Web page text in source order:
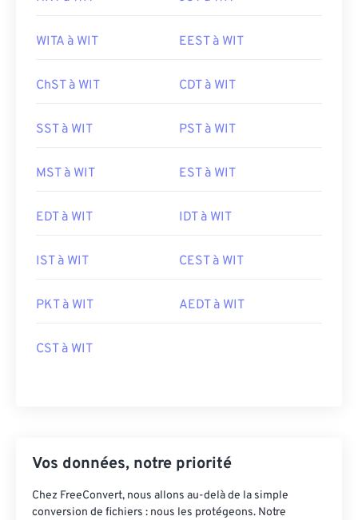
WITA à WIT EEST à WIT
ChST à WIT CDT à WIT
SST à WIT PST à WIT
MST à WIT EST à WIT
EDT à WIT IDT à WIT
IST à WIT CEST à WIT
PKT à WIT AEDT à WIT
CST à WIT
Vos données, notre priorité
Chez FreeConvert, nous allons au-delà de la simple
conversion de fichiers : nous les protégeons. Notre